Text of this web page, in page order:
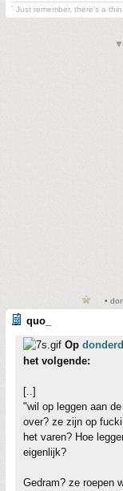
´ Just remember, there's a
▼
•
quo_
Op
het volgende:
[..]
"wil op leggen aan
over? ze zijn op
het varen? Hoe
eigenlijk?
Gedram? ze roepen